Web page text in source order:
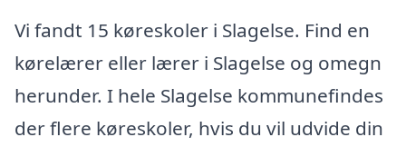
Vi fandt 15 køreskoler i Slagelse. Find en
kørelærer eller lærer i Slagelse og omegn
herunder. I hele Slagelse kommunefindes
der flere køreskoler, hvis du vil udvide din